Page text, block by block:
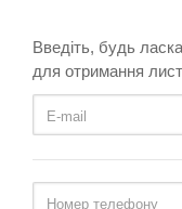
Введіть, будь
для отримання